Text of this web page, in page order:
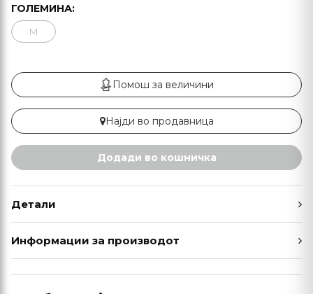
ГОЛЕМИНА:
M
Помош за величини
Најди во продавница
Додади во кошничка
Детали
Информации за производот